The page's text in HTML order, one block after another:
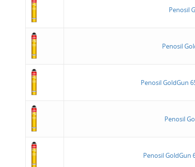
Penosil
Penosil
Penosil GoldGun
Penosil
Penosil GoldGun